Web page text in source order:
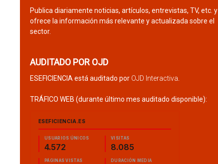
Publica diariamente noticias, artículos, entrevistas, TV, etc. y
ofrece la información más relevante y actualizada sobre el
sector.
AUDITADO POR OJD
ESEFICIENCIA está auditado por OJD Interactiva
TRÁFICO WEB (durante último mes auditado disponible):